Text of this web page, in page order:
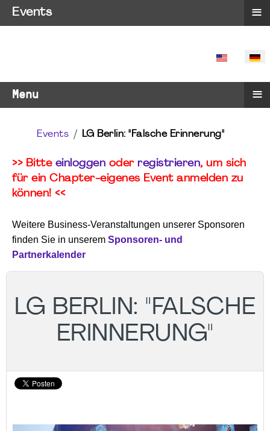
SPRACHE
Menu ≡
Events LG Berlin: "Falsche Erinnerung"
>> Bitte einloggen oder registrieren, um sich
für ein Chapter-eigenes Event anmelden zu
können! <<
Weitere Business-Veranstaltungen unserer Sponsoren
finden Sie in unserem Sponsoren- und
Partnerkalender
LG BERLIN: "FALSCHE
ERINNERUNG"
Events ≡